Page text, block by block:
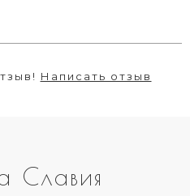
Написать отзыв
Славия